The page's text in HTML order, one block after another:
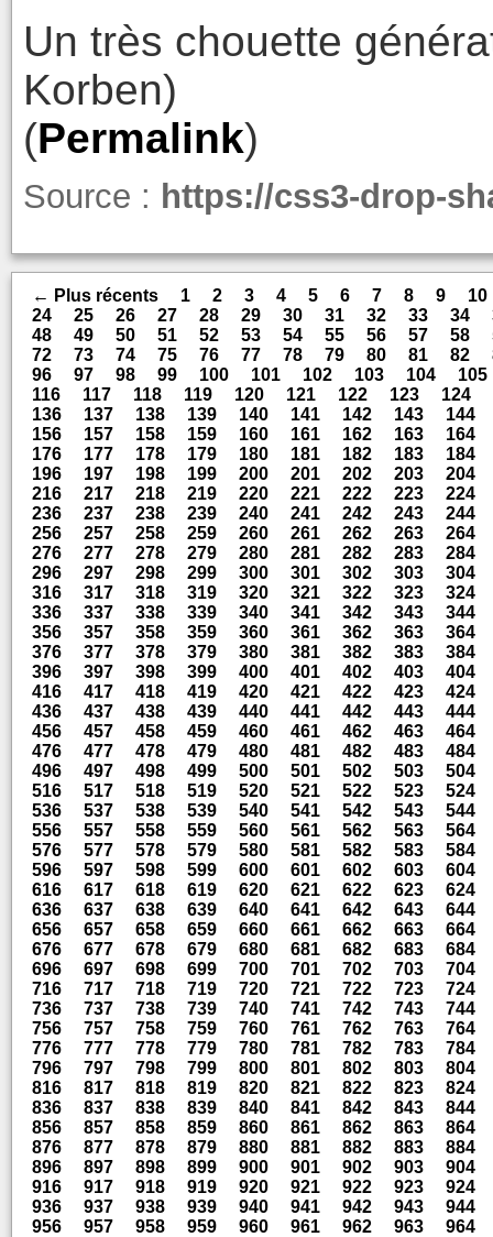
Un très chouette
Korben)
(Permalink)
Source : https://css3-drop-
← Plus récents 1 2 3 4 5 6 7 8 9
10
24
25 26 27 28 29 30 31 32 33 34
48
49 50 51 52 53 54 55 56 57 58
72
73 74 75 76 77 78 79 80 81 82
96
97 98 99 100 101 102 103 104
105
116
117 118 119 120 121 122 123 124
136
137 138 139 140 141 142 143
144
156
157 158 159 160 161 162 163
164
176
177 178 179 180 181 182 183
184
196
197 198 199 200 201 202 203
204
216
217 218 219 220 221 222 223
224
236
237 238 239 240 241 242 243
244
256
257 258 259 260 261 262 263
264
276
277 278 279 280 281 282 283
284
296
297 298 299 300 301 302 303
304
316
317 318 319 320 321 322 323
324
336
337 338 339 340 341 342 343
344
356
357 358 359 360 361 362 363
364
376
377 378 379 380 381 382 383
384
396
397 398 399 400 401 402 403
404
416
417 418 419 420 421 422 423
424
436
437 438 439 440 441 442 443
444
456
457 458 459 460 461 462 463
464
476
477 478 479 480 481 482 483
484
496
497 498 499 500 501 502 503
504
516
517 518 519 520 521 522 523
524
536
537 538 539 540 541 542 543
544
556
557 558 559 560 561 562 563
564
576
577 578 579 580 581 582 583
584
596
597 598 599 600 601 602 603
604
616
617 618 619 620 621 622 623
624
636
637 638 639 640 641 642 643
644
656
657 658 659 660 661 662 663
664
676
677 678 679 680 681 682 683
684
696
697 698 699 700 701 702 703
704
716
717 718 719 720 721 722 723
724
736
737 738 739 740 741 742 743
744
756
757 758 759 760 761 762 763
764
776
777 778 779 780 781 782 783
784
796
797 798 799 800 801 802 803
804
816
817 818 819 820 821 822 823
824
836
837 838 839 840 841 842 843
844
856
857 858 859 860 861 862 863
864
876
877 878 879 880 881 882 883
884
896
897 898 899 900 901 902 903
904
916
917 918 919 920 921 922 923
924
936
937 938 939 940 941 942 943
944
956
957 958 959 960 961 962 963
964